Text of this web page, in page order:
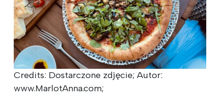
Credits: Dostarczone zdjęcie; Autor:
www.MarlotAnna.com;